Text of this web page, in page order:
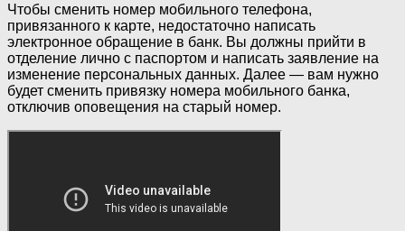
Чтобы сменить номер мобильного телефона,
привязанного к карте, недостаточно написать
электронное обращение в банк. Вы должны прийти в
отделение лично с паспортом и написать заявление на
изменение персональных данных. Далее — вам нужно
будет сменить привязку номера мобильного банка,
отключив оповещения на старый номер.